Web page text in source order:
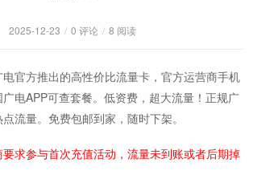
2025-12-23 / 0 评论 / 8 阅读
电官方推出的高性价比流量卡，官方运营商手机
电APP可查套餐。低资费，超大流量！正规广
流量。免费包邮到家，随时下架。
求参与首次充值活动，流量未到账或者后期掉